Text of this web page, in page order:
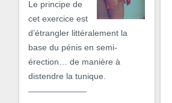
Le principe de
cet exercice est
d’étrangler littéralement la
base du pénis en semi-
érection… de manière à
distendre la tunique.